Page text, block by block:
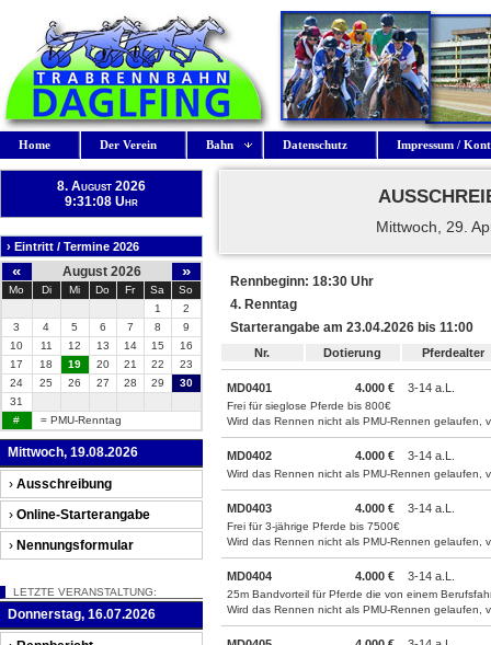
Home Der Verein Bahn Datenschutz Impressum /
8. August 2026
9:31:09 Uhr
› Eintritt / Termine 2026
« August 2026 »
Mo Di Mi Do Fr Sa
So
1
2
3
4 5 6 7 8
9
10
11 12 13 14 15
16
17
18 19 20 21 22
23
24
25 26 27 28 29
30
31
#
= PMU-Renntag
Mittwoch, 19.08.2026
› Ausschreibung
› Online-Starterangabe
› Nennungsformular
LETZTE VERANSTALTUNG:
Donnerstag, 16.07.2026
Mittwoch, 29.
Rennbeginn: 18:30 Uhr
4. Renntag
Starterangabe am 23.04.2026 bis 11:00
Nr. Dotierung Pferdealter
MD0401 4.000 € 3-14 a.L.
Frei für sieglose Pferde bis 800€
Wird das Rennen nicht als PMU-Rennen gelaufen,
MD0402 4.000 € 3-14 a.L.
Wird das Rennen nicht als PMU-Rennen gelaufen,
MD0403 4.000 € 3-14 a.L.
Frei für 3-jährige Pferde bis 7500€
Wird das Rennen nicht als PMU-Rennen gelaufen,
MD0404 4.000 € 3-14 a.L.
25m Bandvorteil für Pferde die von einem
Wird das Rennen nicht als PMU-Rennen gelaufen,